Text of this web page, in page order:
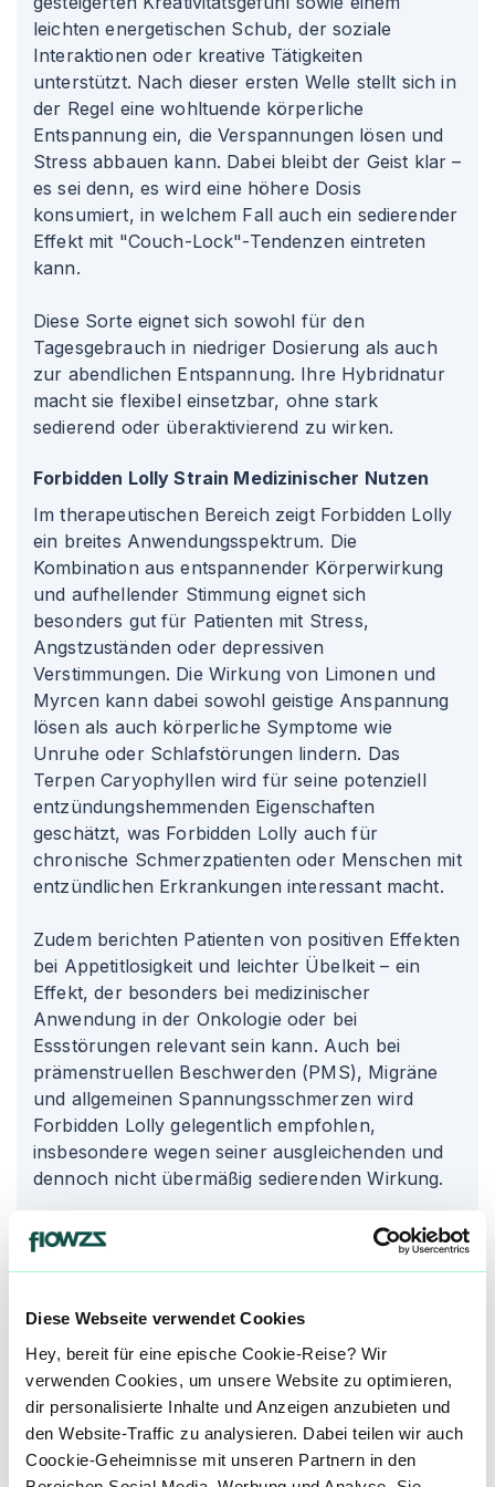
Diese Webseite verwendet Cookies
Hey, bereit für eine epische Cookie-Reise? Wir
verwenden Cookies, um unsere Website zu optimieren,
dir personalisierte Inhalte und Anzeigen anzubieten und
den Website-Traffic zu analysieren. Dabei teilen wir auch
Coockie-Geheimnisse mit unseren Partnern in den
leichten energetischen Schub, der soziale
Interaktionen oder kreative Tätigkeiten
unterstützt. Nach dieser ersten Welle stellt sich in
der Regel eine wohltuende körperliche
Entspannung ein, die Verspannungen lösen und
Stress abbauen kann. Dabei bleibt der Geist klar –
es sei denn, es wird eine höhere Dosis
konsumiert, in welchem Fall auch ein sedierender
Effekt mit "Couch-Lock"-Tendenzen eintreten
kann.
Diese Sorte eignet sich sowohl für den
Tagesgebrauch in niedriger Dosierung als auch
zur abendlichen Entspannung. Ihre Hybridnatur
macht sie flexibel einsetzbar, ohne stark
sedierend oder überaktivierend zu wirken.
Forbidden Lolly Strain Medizinischer Nutzen
Im therapeutischen Bereich zeigt Forbidden Lolly
ein breites Anwendungsspektrum. Die
Kombination aus entspannender Körperwirkung
und aufhellender Stimmung eignet sich
besonders gut für Patienten mit Stress,
Angstzuständen oder depressiven
Verstimmungen. Die Wirkung von Limonen und
Myrcen kann dabei sowohl geistige Anspannung
lösen als auch körperliche Symptome wie
Unruhe oder Schlafstörungen lindern. Das
Terpen Caryophyllen wird für seine potenziell
entzündungshemmenden Eigenschaften
geschätzt, was Forbidden Lolly auch für
chronische Schmerzpatienten oder Menschen mit
entzündlichen Erkrankungen interessant macht.
Zudem berichten Patienten von positiven Effekten
bei Appetitlosigkeit und leichter Übelkeit – ein
Effekt, der besonders bei medizinischer
Anwendung in der Onkologie oder bei
Essstörungen relevant sein kann. Auch bei
prämenstruellen Beschwerden (PMS), Migräne
und allgemeinen Spannungsschmerzen wird
Forbidden Lolly gelegentlich empfohlen,
insbesondere wegen seiner ausgleichenden und
dennoch nicht übermäßig sedierenden Wirkung.
Unsere Datenbank lebt von den Erfahrungen der
Community. Hast du den Forbidden Lolly Strain
Forbidden Lolly Wirkung? Dann teile deine
dabei, ihren perfekten Strain für sich zu finden.
Wenn du eine Forbidden Lolly Cannabisblüte
bestellen möchtest, nutze einfach unseren
Preisvergleich um die günstigste Cannabis
Apotheke für diese Blüte zu finden.